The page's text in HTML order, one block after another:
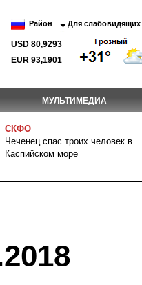
Район Для слабовидящих
USD 80,9293
EUR 93,1901
МУЛЬТИМЕДИА
СКФО
Чеченец спас троих человек в
Каспийском море